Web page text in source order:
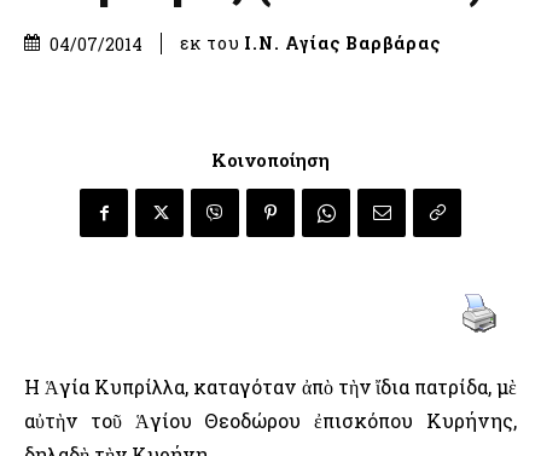
04/07/2014 εκ του Ι.Ν. Αγίας Βαρβάρας
Κοινοποίηση
Η Ἁγία Κυπρίλλα, καταγόταν ἀπὸ τὴν ἴδια πατρίδα, μὲ
αὐτὴν τοῦ Ἁγίου Θεοδώρου ἐπισκόπου Κυρήνης,